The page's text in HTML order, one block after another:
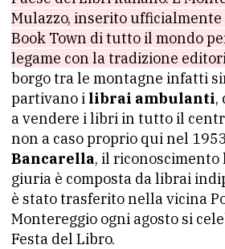
Mulazzo, inserito ufficialmente
Book Town di tutto il mondo
legame con la tradizione
borgo tra le montagne infatti
partivano i librai ambulanti,
a vendere i libri in tutto il
non a caso proprio qui nel
Bancarella, il
giuria è composta da librai
è stato trasferito nella vicina
Montereggio ogni agosto si
Festa del Libro.